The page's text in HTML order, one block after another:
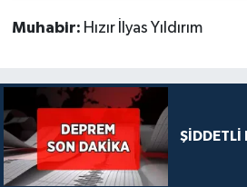
Muhabir: Hızır İlyas Yıldırım
ŞİDDETLİ